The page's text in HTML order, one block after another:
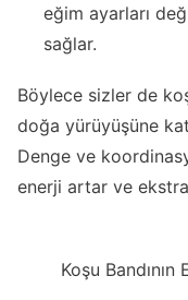
eğim ayarları
sağlar.
Böylece sizler de
doğa yürüyüşüne
Denge ve
enerji artar ve
Koşu Bandının